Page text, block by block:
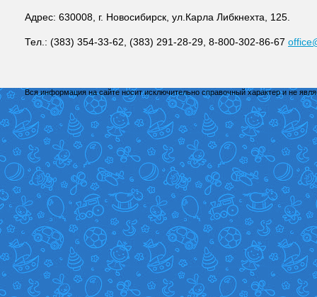
Адрес: 630008, г. Новосибирск, ул.Карла Либкнехта, 125.
Тел.: (383) 354-33-62, (383) 291-28-29, 8-800-302-86-67
Вся информация на сайте носит исключительно справочный характер и не